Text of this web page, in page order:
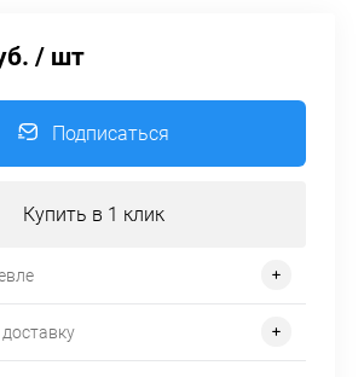
/ шт
Подписаться
Купить в 1 клик